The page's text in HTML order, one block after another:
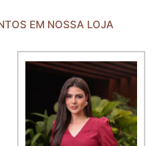
EM NOSSA LOJA